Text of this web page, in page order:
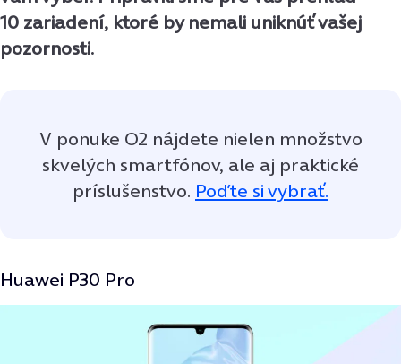
10 zariadení, ktoré by nemali uniknúť vašej
pozornosti.
V ponuke O2 nájdete nielen množstvo
skvelých smartfónov, ale aj praktické
príslušenstvo. Poďte si vybrať.
Huawei P30 Pro